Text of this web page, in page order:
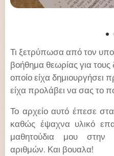
Τι ξετρύπωσα από τον
βοήθημα θεωρίας για τους
οποίο είχα δημιουργήσει
είχα προλάβει να σας το
Το αρχείο αυτό έπεσε
καθώς έψαχνα υλικό
μαθητούδια μου στην
αριθμών. Και βουαλα!